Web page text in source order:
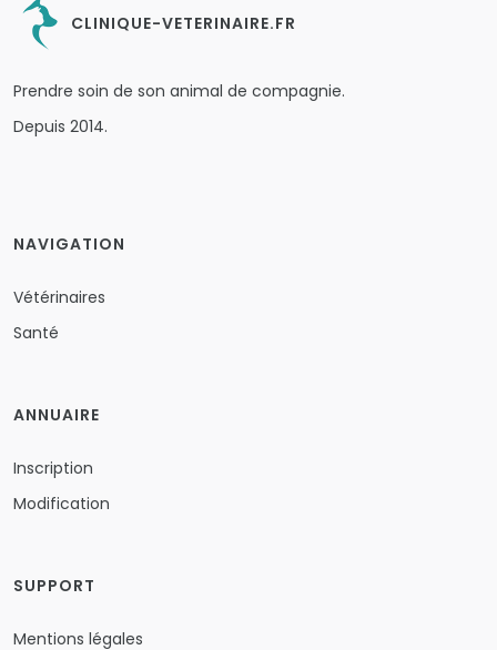
CLINIQUE-VETERINAIRE.FR
Prendre soin de son animal de compagnie.
Depuis 2014.
NAVIGATION
Vétérinaires
Santé
ANNUAIRE
Inscription
Modification
SUPPORT
Mentions légales